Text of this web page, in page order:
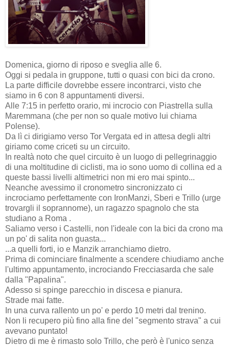
Domenica, giorno di riposo e sveglia alle 6.
Oggi si pedala in gruppone, tutti o quasi con bici da crono.
La parte difficile dovrebbe essere incontrarci, visto che
siamo in 6 con 8 appuntamenti diversi.
Alle 7:15 in perfetto orario, mi incrocio con Piastrella sulla
Maremmana (che per non so quale motivo lui chiama
Polense).
Da lì ci dirigiamo verso Tor Vergata ed in attesa degli altri
giriamo come criceti su un circuito.
In realtà noto che quel circuito è un luogo di pellegrinaggio
di una moltitudine di ciclisti, ma io sono uomo di collina ed a
queste bassi livelli altimetrici non mi ero mai spinto...
Neanche avessimo il cronometro sincronizzato ci
incrociamo perfettamente con IronManzi, Sberi e Trillo (urge
trovargli il soprannome), un ragazzo spagnolo che sta
studiano a Roma .
Saliamo verso i Castelli, non l'ideale con la bici da crono ma
un po' di salita non guasta...
...a quelli forti, io e Manzik arranchiamo dietro.
Prima di cominciare finalmente a scendere chiudiamo anche
l'ultimo appuntamento, incrociando Frecciasarda che sale
dalla "Papalina".
Adesso si spinge parecchio in discesa e pianura.
Strade mai fatte.
In una curva rallento un po' e perdo 10 metri dal trenino.
Non li recupero più fino alla fine del "segmento strava" a cui
avevano puntato!
Dietro di me è rimasto solo Trillo, che però è l'unico senza